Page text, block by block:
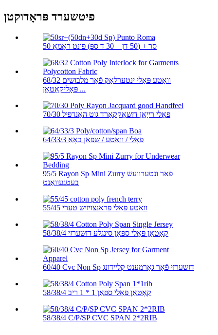
פיטשערד פּראָדוקטן
50 סר + (50 דן + 30 ד ספּ) פונט ראָמאַ
68/32 וואַטע פּאָלי ינטערלאַק פֿאַר מלבושים
פּאָליקאַטאַן ...
70/30 פּאָלי רייַאָן דזשאַקקאַרד גוט האַנדפיל
64/33/3 פּאָלי / וואַטע / שפּאַן באָאַ
95/5 Rayon Sp Mini Zurry פֿאַר ונטערוועש
בעטגעוואַנט
55/45 וואַטע פּאַלי פראנצויזיש טערי
58/38/4 קאָטאַן פּאָלי ספּאַן סינגלע דזשערזי
60/40 Cvc Non Sp דזשערזי פֿאַר גאַרמענט קליידונג
58/38/4 קאָטאַן פּאָלי ספּאַן 1 * 1 ריב
58/38/4 C/P/SP CVC SPAN 2*2RIB